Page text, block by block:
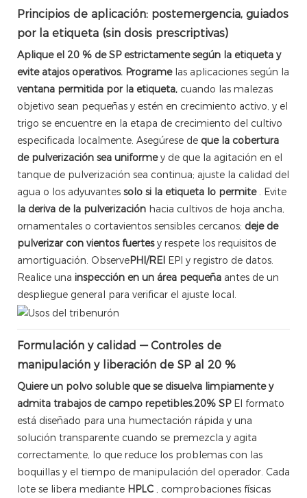
Principios de aplicación: postemergencia, guiados
por la etiqueta (sin dosis prescriptivas)
Aplique el 20 % de SP estrictamente según la etiqueta y
evite atajos operativos. Programelas aplicaciones según la
ventana permitida por la etiqueta, cuando las malezas
objetivo sean pequeñas y estén en crecimiento activo, y el
trigo se encuentre en la etapa de crecimiento del cultivo
especificada localmente. Asegúrese de que la cobertura
de pulverización sea uniformey de que la agitación en el
tanque de pulverización sea continua; ajuste la calidad del
agua o los adyuvantes solo si la etiqueta lo permite. Evite
la deriva de la pulverización hacia cultivos de hoja ancha,
ornamentales o cortavientos sensibles cercanos; deje de
pulverizar con vientos fuertesy respete los requisitos de
amortiguación. ObservePHI/REI EPI y registro de datos.
Realice una inspección en un área pequeña antes de un
despliegue general para verificar el ajuste local.
Formulación y calidad — Controles de
manipulación y liberación de SP al 20 %
Quiere un polvo soluble que se disuelva limpiamente y
admita trabajos de campo repetibles.20% SPEl formato
está diseñado para una humectación rápida y una
solución transparente cuando se premezcla y agita
correctamente, lo que reduce los problemas con las
boquillas y el tiempo de manipulación del operador. Cada
lote se libera mediante HPLC , comprobaciones físicas